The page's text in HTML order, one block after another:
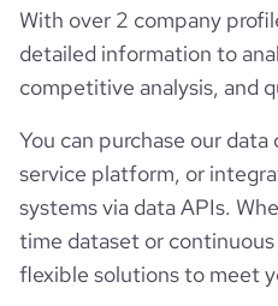
With over 2 company
detailed information to
competitive analysis, and
You can purchase our
service platform, or
systems via data APIs.
time dataset or
flexible solutions to meet